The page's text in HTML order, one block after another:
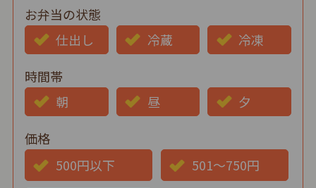
お弁当の状態
仕出し
冷蔵
冷凍
時間帯
朝
昼
夕
価格
500円以下
501～750円